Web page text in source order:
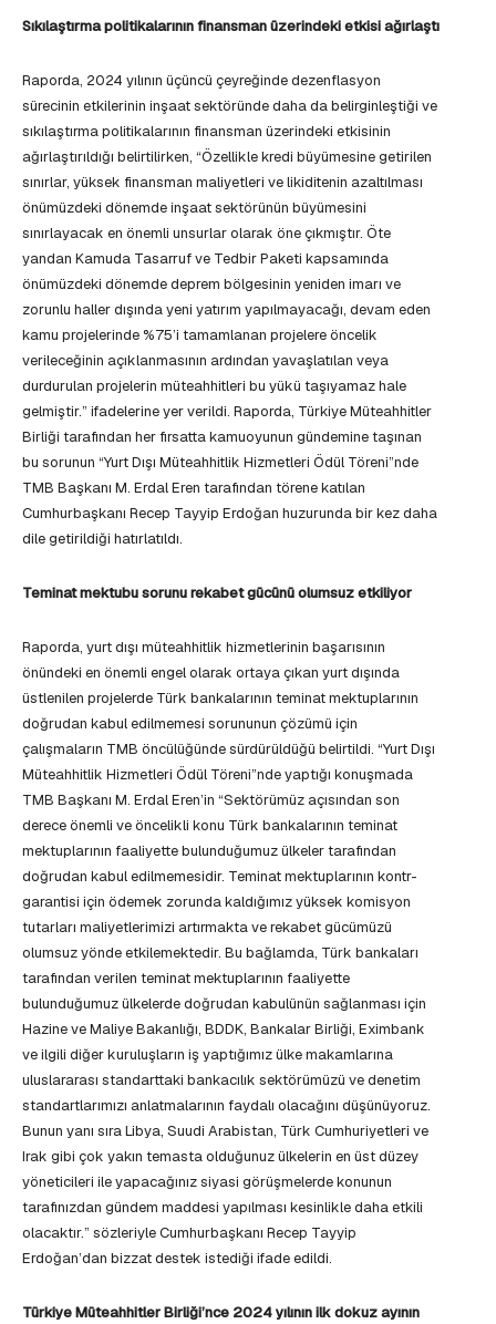
Sıkılaştırma politikalarının finansman üzerindeki etkisi ağırlaştı
Raporda, 2024 yılının üçüncü çeyreğinde dezenflasyon
sürecinin etkilerinin inşaat sektöründe daha da belirginleştiği ve
sıkılaştırma politikalarının finansman üzerindeki etkisinin
ağırlaştırıldığı belirtilirken, “Özellikle kredi büyümesine getirilen
sınırlar, yüksek finansman maliyetleri ve likiditenin azaltılması
önümüzdeki dönemde inşaat sektörünün büyümesini
sınırlayacak en önemli unsurlar olarak öne çıkmıştır. Öte
yandan Kamuda Tasarruf ve Tedbir Paketi kapsamında
önümüzdeki dönemde deprem bölgesinin yeniden imarı ve
zorunlu haller dışında yeni yatırım yapılmayacağı, devam eden
kamu projelerinde %75’i tamamlanan projelere öncelik
verileceğinin açıklanmasının ardından yavaşlatılan veya
durdurulan projelerin müteahhitleri bu yükü taşıyamaz hale
gelmiştir.” ifadelerine yer verildi. Raporda, Türkiye Müteahhitler
Birliği tarafından her fırsatta kamuoyunun gündemine taşınan
bu sorunun “Yurt Dışı Müteahhitlik Hizmetleri Ödül Töreni”nde
TMB Başkanı M. Erdal Eren tarafından törene katılan
Cumhurbaşkanı Recep Tayyip Erdoğan huzurunda bir kez daha
dile getirildiği hatırlatıldı.
Teminat mektubu sorunu rekabet gücünü olumsuz etkiliyor
Raporda, yurt dışı müteahhitlik hizmetlerinin başarısının
önündeki en önemli engel olarak ortaya çıkan yurt dışında
üstlenilen projelerde Türk bankalarının teminat mektuplarının
doğrudan kabul edilmemesi sorununun çözümü için
çalışmaların TMB öncülüğünde sürdürüldüğü belirtildi. “Yurt Dışı
Müteahhitlik Hizmetleri Ödül Töreni”nde yaptığı konuşmada
TMB Başkanı M. Erdal Eren’in “Sektörümüz açısından son
derece önemli ve öncelikli konu Türk bankalarının teminat
mektuplarının faaliyette bulunduğumuz ülkeler tarafından
doğrudan kabul edilmemesidir. Teminat mektuplarının kontr-
garantisi için ödemek zorunda kaldığımız yüksek komisyon
tutarları maliyetlerimizi artırmakta ve rekabet gücümüzü
olumsuz yönde etkilemektedir. Bu bağlamda, Türk bankaları
tarafından verilen teminat mektuplarının faaliyette
bulunduğumuz ülkelerde doğrudan kabulünün sağlanması için
Hazine ve Maliye Bakanlığı, BDDK, Bankalar Birliği, Eximbank
ve ilgili diğer kuruluşların iş yaptığımız ülke makamlarına
uluslararası standarttaki bankacılık sektörümüzü ve denetim
standartlarımızı anlatmalarının faydalı olacağını düşünüyoruz.
Bunun yanı sıra Libya, Suudi Arabistan, Türk Cumhuriyetleri ve
Irak gibi çok yakın temasta olduğunuz ülkelerin en üst düzey
yöneticileri ile yapacağınız siyasi görüşmelerde konunun
tarafınızdan gündem maddesi yapılması kesinlikle daha etkili
olacaktır.” sözleriyle Cumhurbaşkanı Recep Tayyip
Erdoğan’dan bizzat destek istediği ifade edildi.
Türkiye Müteahhitler Birliği’nce 2024 yılının ilk dokuz ayının